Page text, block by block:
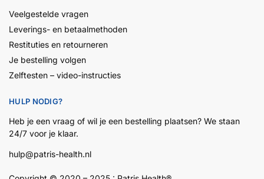
Veelgestelde vragen
Leverings- en betaalmethoden
Restituties en retourneren
Je bestelling volgen
Zelftesten – video-instructies
HULP NODIG?
Heb je een vraag of wil je een bestelling plaatsen? We staan
24/7 voor je klaar.
hulp@patris-health.nl